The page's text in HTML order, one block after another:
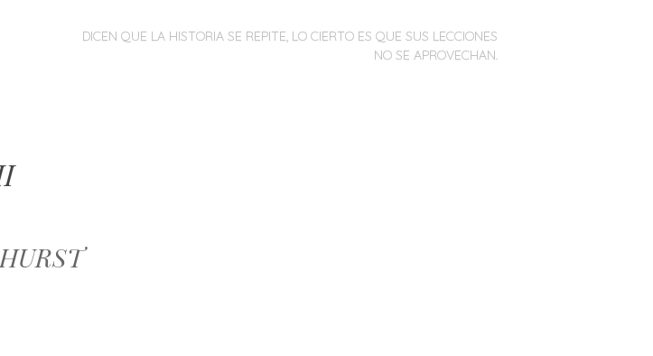
MENÚ
SALTARDICEN QUE LA HISTORIA SE REPITE, LO CIERTO ES QUE SUS LECCIONES
NO SE APROVECHAN.